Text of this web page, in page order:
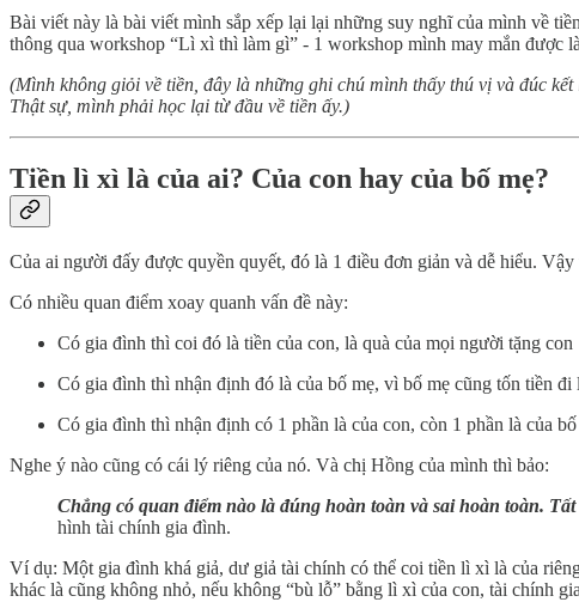
Bài viết này là bài viết mình sắp xếp lại lại những suy nghĩ của mình về
thông qua workshop “Lì xì thì làm gì” - 1 workshop mình may mắn được
(Mình không giỏi về tiền, đây là những ghi chú mình thấy thú vị và đúc
Thật sự, mình phải học lại từ đầu về tiền ấy.)
Tiền lì xì là của ai? Của con hay của bố mẹ?
Của ai người đấy được quyền quyết, đó là 1 điều đơn giản và dễ hiểu.
Có nhiều quan điểm xoay quanh vấn đề này:
Có gia đình thì coi đó là tiền của con, là quà của mọi người tặng
Có gia đình thì nhận định đó là của bố mẹ, vì bố mẹ cũng tốn tiền
Có gia đình thì nhận định có 1 phần là của con, còn 1 phần là của
Nghe ý nào cũng có cái lý riêng của nó. Và chị Hồng của mình thì bảo:
Chẳng có quan điểm nào là đúng hoàn toàn và sai hoàn toàn.
hình tài chính gia đình.
Ví dụ: Một gia đình khá giả, dư giả tài chính có thể coi tiền lì xì là của
khác là cũng không nhỏ, nếu không “bù lỗ” bằng lì xì của con, tài chính